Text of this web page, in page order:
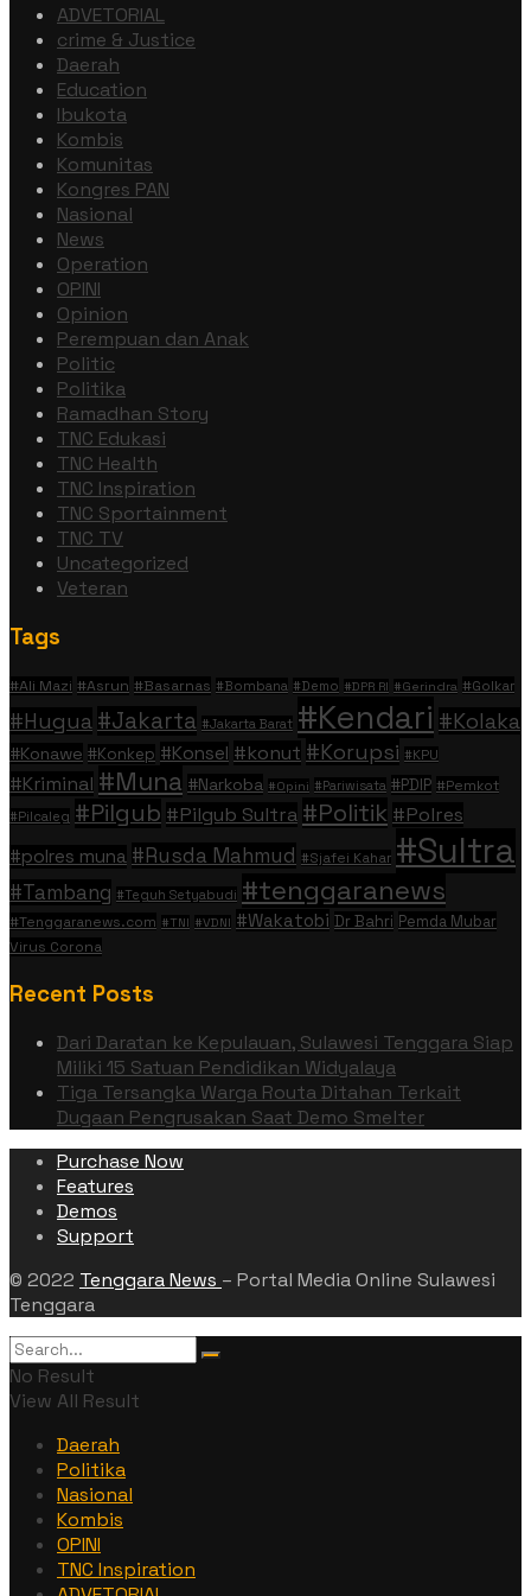
ADVETORIAL
crime & Justice
Daerah
Education
Ibukota
Kombis
Komunitas
Kongres PAN
Nasional
News
Operation
OPINI
Opinion
Perempuan dan Anak
Politic
Politika
Ramadhan Story
TNC Edukasi
TNC Health
TNC Inspiration
TNC Sportainment
TNC TV
Uncategorized
Veteran
Tags
#Ali Mazi #Asrun #Basarnas #Bombana #Demo #DPR RI #Gerindra #Golkar
#Hugua #Jakarta #Jakarta Barat #Kendari #Kolaka
#Konawe #Konkep #Konsel #konut #Korupsi #KPU
#Kriminal #Muna #Narkoba #Opini #Pariwisata #PDIP #Pemkot
#Pilcaleg #Pilgub #Pilgub Sultra #Politik #Polres
#polres muna #Rusda Mahmud #Sjafei Kahar #Sultra
#Tambang #Teguh Setyabudi #tenggaranews
#Tenggaranews.com #TNI #VDNI #Wakatobi Dr Bahri Pemda Mubar
Virus Corona
Recent Posts
Dari Daratan ke Kepulauan, Sulawesi Tenggara Siap
Miliki 15 Satuan Pendidikan Widyalaya
Tiga Tersangka Warga Routa Ditahan Terkait
Dugaan Pengrusakan Saat Demo Smelter
Purchase Now
Features
Demos
Support
© 2022 Tenggara News – Portal Media Online Sulawesi
Tenggara
No Result
View All Result
Daerah
Politika
Nasional
Kombis
OPINI
TNC Inspiration